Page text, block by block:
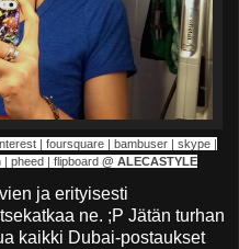
| foursquare | bambuser | skype |
pheed | flipboard @ ALECASTYLE
ja erityisesti
ne. ;P Jätän turhan
kaikki Dubai-postaukset